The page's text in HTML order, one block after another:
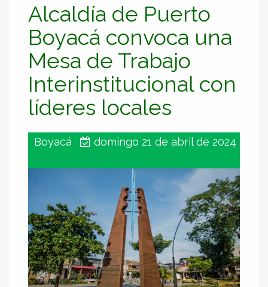
Alcaldía de Puerto
Boyacá convoca una
Mesa de Trabajo
Interinstitucional con
líderes locales
Boyacá domingo 21 de abril de 2024